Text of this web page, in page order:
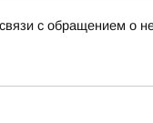
с обращением о